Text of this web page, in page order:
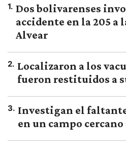
1. Dos bolivarenses
accidente en la 205 a
Alvear
2. Localizaron a los
fueron restituidos a
3. Investigan el
en un campo